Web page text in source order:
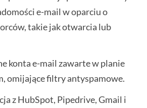
e-mail w oparciu o
takie jak otwarcia lub
konta e-mail zawarte w planie
omijające filtry antyspamowe.
z HubSpot, Pipedrive, Gmail i